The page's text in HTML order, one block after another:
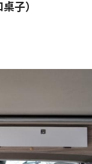
子）